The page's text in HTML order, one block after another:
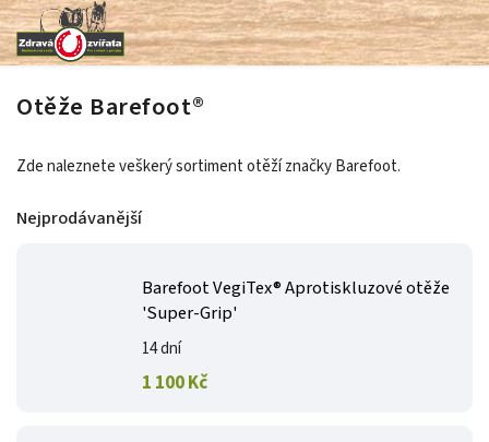
Otěže Barefoot®
Zde naleznete veškerý sortiment otěží značky Barefoot.
Nejprodávanější
Barefoot VegiTex® Aprotiskluzové otěže
'Super-Grip'
14 dní
1 100 Kč